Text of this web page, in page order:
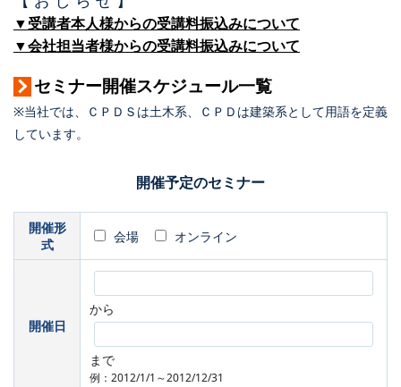
▼受講者本人様からの受講料振込みについて
▼会社担当者様からの受講料振込みについて
セミナー開催スケジュール一覧
※当社では、ＣＰＤＳは土木系、ＣＰＤは建築系として用語を定義
しています。
開催予定のセミナー
開催形
式
会場 オンライン
開催日
から
まで
例：2012/1/1～2012/12/31